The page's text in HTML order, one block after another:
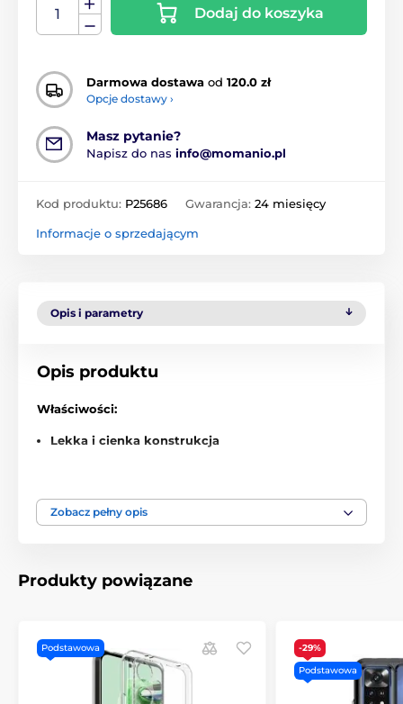
Dodaj do koszyka
Darmowa dostawa od 120.0 zł
Opcje dostawy ›
Masz pytanie?
Napisz do nas info@momanio.pl
Kod produktu: P25686 Gwarancja: 24 miesięcy
Informacje o sprzedającym
Opis i parametry
Opis produktu
Właściwości:
Lekka i cienka konstrukcja
Stylowo czyste białe wykonanie
Zobacz pełny opis
Produkty powiązane
Podstawowa
-29%
Podstawowa